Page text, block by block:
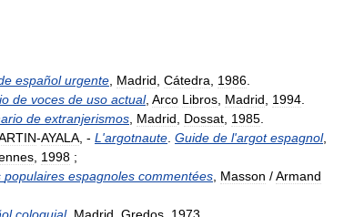
español urgente Madrid Cátedra 1986
de voces de uso actual, Arco Libros Madrid 1994
de extranjerismos Madrid Dossat 1985
-AYALA , - L 'argotnaute Guide de l'argot espagnol,
1998 ;
populaires espagnoles commentées Masson /Armand